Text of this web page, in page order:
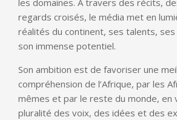
les domaines. À travers des récits,
regards croisés, le média met en
réalités du continent, ses talents,
son immense potentiel.
Son ambition est de favoriser une
compréhension de l’Afrique, par les
mêmes et par le reste du monde, en
pluralité des voix, des idées et des